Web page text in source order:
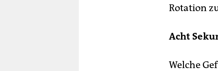
Rotation
Acht
Welche